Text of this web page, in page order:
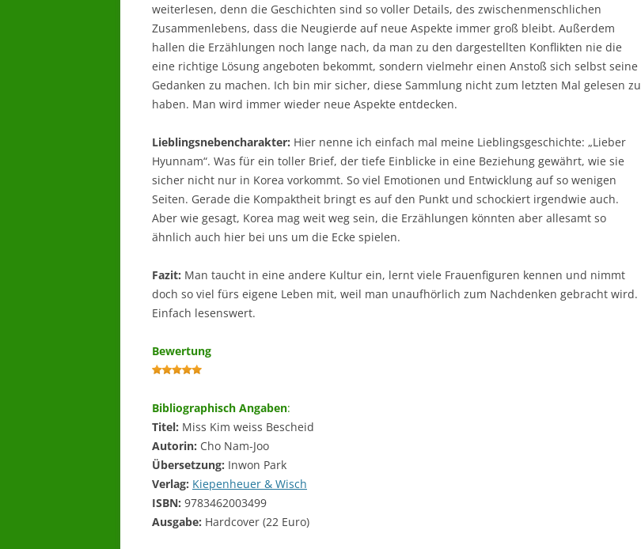
weiterlesen, denn die Geschichten sind so voller Details, des zwischenmenschlichen
Zusammenlebens, dass die Neugierde auf neue Aspekte immer groß bleibt. Außerdem
hallen die Erzählungen noch lange nach, da man zu den dargestellten Konflikten nie die
eine richtige Lösung angeboten bekommt, sondern vielmehr einen Anstoß sich selbst seine
Gedanken zu machen. Ich bin mir sicher, diese Sammlung nicht zum letzten Mal gelesen zu
haben. Man wird immer wieder neue Aspekte entdecken.
Lieblingsnebencharakter: Hier nenne ich einfach mal meine Lieblingsgeschichte: „Lieber
Hyunnam“. Was für ein toller Brief, der tiefe Einblicke in eine Beziehung gewährt, wie sie
sicher nicht nur in Korea vorkommt. So viel Emotionen und Entwicklung auf so wenigen
Seiten. Gerade die Kompaktheit bringt es auf den Punkt und schockiert irgendwie auch.
Aber wie gesagt, Korea mag weit weg sein, die Erzählungen könnten aber allesamt so
ähnlich auch hier bei uns um die Ecke spielen.
Fazit: Man taucht in eine andere Kultur ein, lernt viele Frauenfiguren kennen und nimmt
doch so viel fürs eigene Leben mit, weil man unaufhörlich zum Nachdenken gebracht wird.
Einfach lesenswert.
Bewertung
Bibliographisch Angaben:
Titel: Miss Kim weiss Bescheid
Autorin: Cho Nam-Joo
Übersetzung: Inwon Park
Verlag: Kiepenheuer & Wisch
ISBN: 9783462003499
Ausgabe: Hardcover (22 Euro)